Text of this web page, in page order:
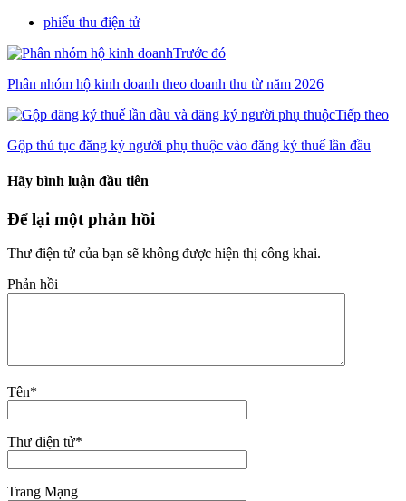
phiếu thu điện tử
Trước đó
Phân nhóm hộ kinh doanh theo doanh thu từ năm 2026
Tiếp theo
Gộp thủ tục đăng ký người phụ thuộc vào đăng ký thuế lần đầu
Hãy bình luận đầu tiên
Để lại một phản hồi
Thư điện tử của bạn sẽ không được hiện thị công khai.
Phản hồi
Tên*
Thư điện tử*
Trang Mạng